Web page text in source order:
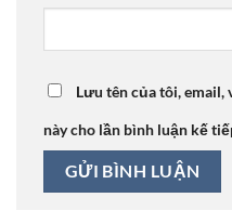
Lưu tên của tôi,
này cho lần bình luận kế